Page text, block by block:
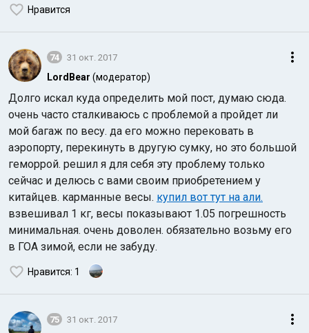
Нравится
74 31 окт. 2017
LordBear (модератор)
Долго искал куда определить мой пост, думаю сюда.
очень часто сталкиваюсь с проблемой а пройдет ли
мой багаж по весу. да его можно перековать в
аэропорту, перекинуть в другую сумку, но это большой
геморрой. решил я для себя эту проблему только
сейчас и делюсь с вами своим приобретением у
китайцев. карманные весы. купил вот тут на али.
взвешивал 1 кг, весы показывают 1.05 погрешность
минимальная. очень доволен. обязательно возьму его
в ГОА зимой, если не забуду.
Нравится: 1
75 31 окт. 2017